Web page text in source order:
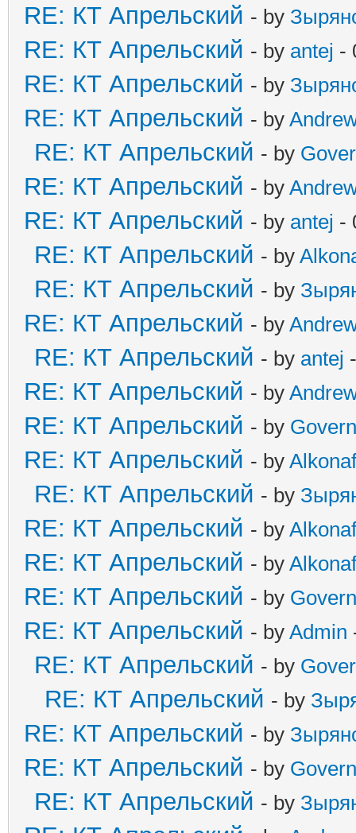
RE: КТ Апрельский - by
RE: КТ Апрельский - by antej -
RE: КТ Апрельский - by
RE: КТ Апрельский - by
RE: КТ Апрельский - by
RE: КТ Апрельский - by
RE: КТ Апрельский - by antej -
RE: КТ Апрельский - by
RE: КТ Апрельский - by
RE: КТ Апрельский - by
RE: КТ Апрельский - by antej
RE: КТ Апрельский - by
RE: КТ Апрельский - by
RE: КТ Апрельский - by
RE: КТ Апрельский - by
RE: КТ Апрельский - by
RE: КТ Апрельский - by
RE: КТ Апрельский - by
RE: КТ Апрельский - by Admin
RE: КТ Апрельский - by
RE: КТ Апрельский - by
RE: КТ Апрельский - by
RE: КТ Апрельский - by
RE: КТ Апрельский - by